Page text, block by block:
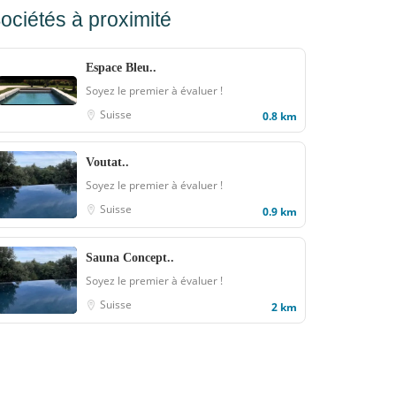
à proximité
Espace Bleu..
Soyez le premier à évaluer !
Suisse
0.8 km
Voutat..
Soyez le premier à évaluer !
Suisse
0.9 km
Sauna Concept..
Soyez le premier à évaluer !
Suisse
2 km